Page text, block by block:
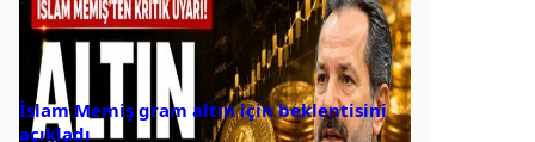
İslam Memiş gram altın için beklentisini
açıkladı